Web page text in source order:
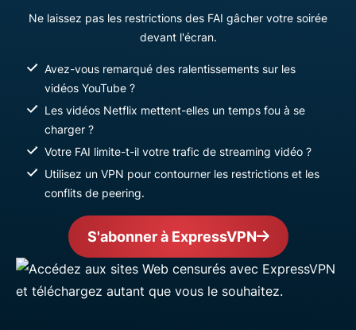
Ne laissez pas les restrictions des FAI gâcher votre soirée
devant l'écran.
Avez-vous remarqué des ralentissements sur les
vidéos YouTube ?
Les vidéos Netflix mettent-elles un temps fou à se
charger ?
Votre FAI limite-t-il votre trafic de streaming vidéo ?
Utilisez un VPN pour contourner les restrictions et les
conflits de peering.
S'abonner à ExpressVPN